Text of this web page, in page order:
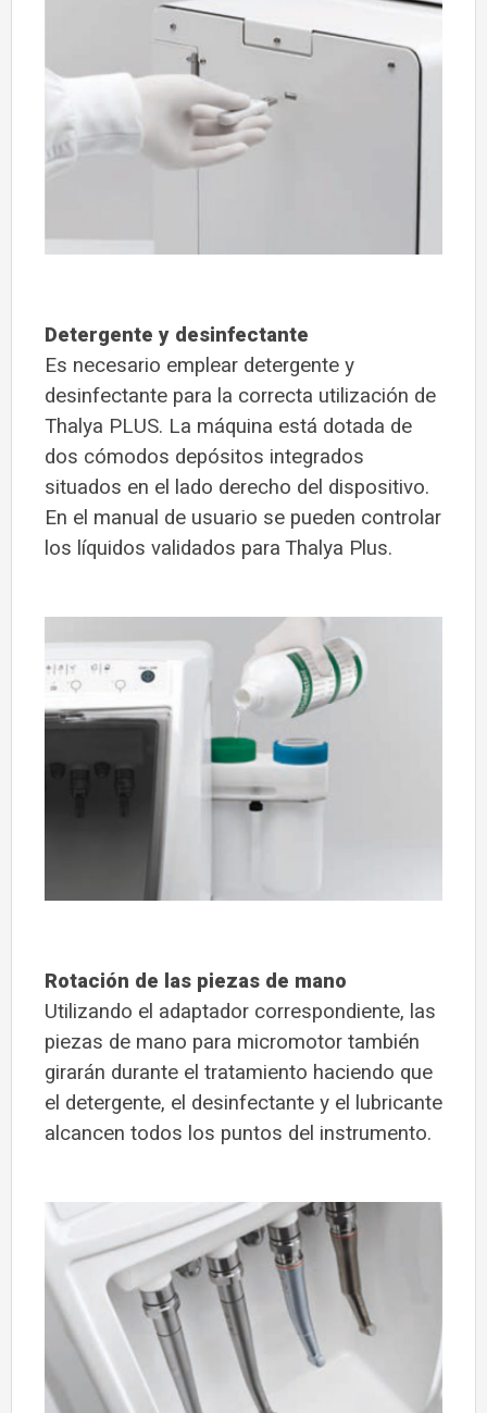
Detergente y desinfectante
Es necesario emplear detergente y
desinfectante para la correcta utilización de
Thalya PLUS. La máquina está dotada de
dos cómodos depósitos integrados
situados en el lado derecho del dispositivo.
En el manual de usuario se pueden controlar
los líquidos validados para Thalya Plus.
Rotación de las piezas de mano
Utilizando el adaptador correspondiente, las
piezas de mano para micromotor también
girarán durante el tratamiento haciendo que
el detergente, el desinfectante y el lubricante
alcancen todos los puntos del instrumento.